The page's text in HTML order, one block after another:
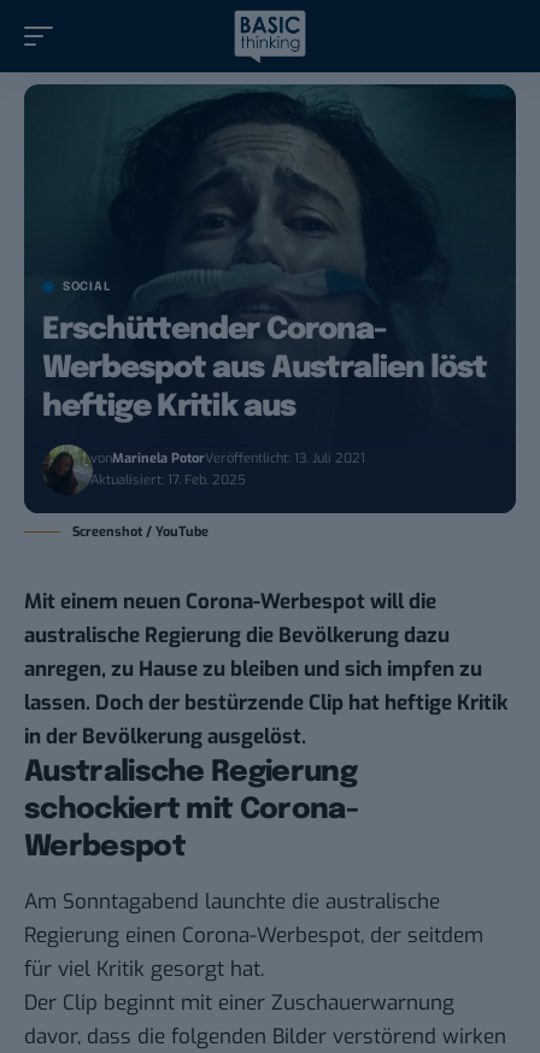
SOCIAL
Erschüttender Corona-
Werbespot aus Australien löst
heftige Kritik aus
vonMarinela PotorVeröffentlicht: 13. Juli 2021
Aktualisiert: 17. Feb. 2025
Screenshot / YouTube
Mit einem neuen Corona-Werbespot will die
australische Regierung die Bevölkerung dazu
anregen, zu Hause zu bleiben und sich impfen zu
lassen. Doch der bestürzende Clip hat heftige Kritik
in der Bevölkerung ausgelöst.
Australische Regierung
schockiert mit Corona-
Werbespot
Am Sonntagabend launchte die australische
Regierung einen Corona-Werbespot, der seitdem
für viel Kritik gesorgt hat.
Der Clip beginnt mit einer Zuschauerwarnung
davor, dass die folgenden Bilder verstörend wirken